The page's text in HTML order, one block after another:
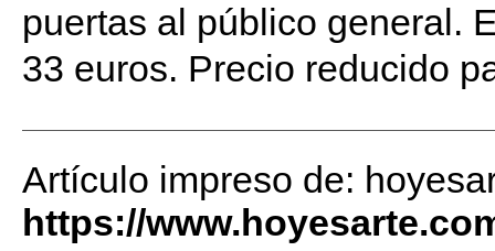
puertas al público general.
33 euros. Precio reducido
Artículo impreso de:
https://